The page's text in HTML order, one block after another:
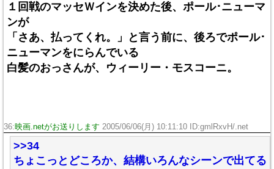
１回戦のマッセＷインを決めた後、ポール･ニューマ
ンが
「さあ、払ってくれ。」と言う前に、後ろでポール･
ニューマンをにらんでいる
白髪のおっさんが、ウィーリー・モスコーニ。
36:映画.netがお送りします 2005/06/06(月) 10:11:10 ID:gmlRxvH/.net
>>34
ちょこっとどころか、結構いろんなシーンで出てる